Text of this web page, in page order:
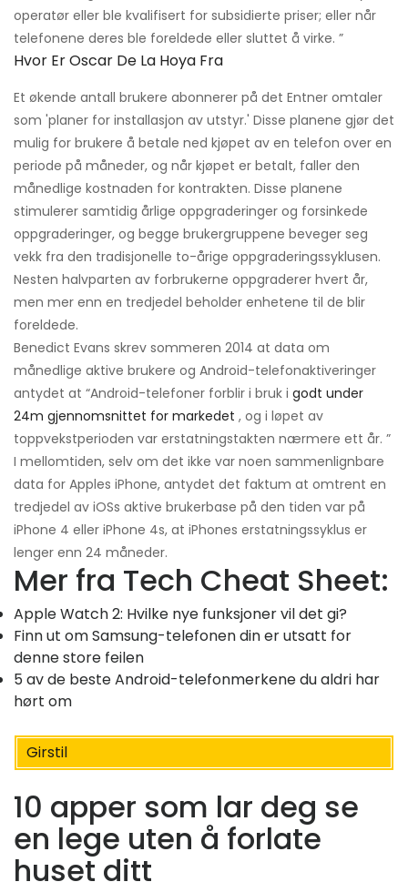
operatør eller ble kvalifisert for subsidierte priser; eller når
telefonene deres ble foreldede eller sluttet å virke. ”
Hvor Er Oscar De La Hoya Fra
Et økende antall brukere abonnerer på det Entner omtaler
som 'planer for installasjon av utstyr.' Disse planene gjør det
mulig for brukere å betale ned kjøpet av en telefon over en
periode på måneder, og når kjøpet er betalt, faller den
månedlige kostnaden for kontrakten. Disse planene
stimulerer samtidig årlige oppgraderinger og forsinkede
oppgraderinger, og begge brukergruppene beveger seg
vekk fra den tradisjonelle to-årige oppgraderingssyklusen.
Nesten halvparten av forbrukerne oppgraderer hvert år,
men mer enn en tredjedel beholder enhetene til de blir
foreldede.
Benedict Evans skrev sommeren 2014 at data om
månedlige aktive brukere og Android-telefonaktiveringer
antydet at “Android-telefoner forblir i bruk i godt under
24m gjennomsnittet for markedet , og i løpet av
toppvekstperioden var erstatningstakten nærmere ett år. ”
I mellomtiden, selv om det ikke var noen sammenlignbare
data for Apples iPhone, antydet det faktum at omtrent en
tredjedel av iOSs aktive brukerbase på den tiden var på
iPhone 4 eller iPhone 4s, at iPhones erstatningssyklus er
lenger enn 24 måneder.
Mer fra Tech Cheat Sheet:
Apple Watch 2: Hvilke nye funksjoner vil det gi?
Finn ut om Samsung-telefonen din er utsatt for
denne store feilen
5 av de beste Android-telefonmerkene du aldri har
hørt om
Girstil
10 apper som lar deg se
en lege uten å forlate
huset ditt